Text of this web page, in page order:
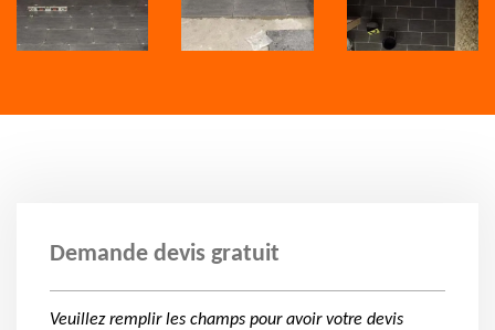
Demande devis gratuit
Veuillez remplir les champs pour avoir votre devis